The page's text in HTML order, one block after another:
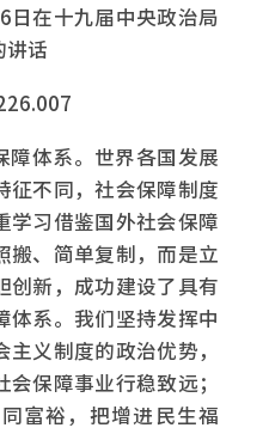
日在十九届中央政治局
讲话
障体系。世界各国发展
征不同，社会保障制度
学习借鉴国外社会保障
搬、简单复制，而是立
创新，成功建设了具有
体系。我们坚持发挥中
主义制度的政治优势，
保障事业行稳致远；
富裕，把增进民生福